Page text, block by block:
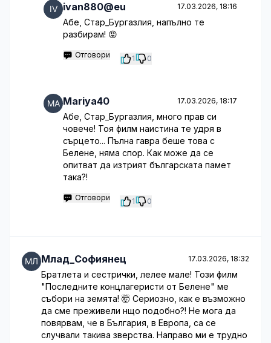
ivan880@eu 17.03.2026, 18:16
Абе, Стар_Бургазлия, напълно те
разбирам! 😡
Отговори 1 0
Mariya40 17.03.2026, 18:17
Абе, Стар_Бургазлия, много прав си
човече! Тоя филм наистина те удря в
сърцето... Пълна гавра беше това с
Белене, няма спор. Как може да се
опитват да изтрият българската памет
така?!
Отговори 1 0
Млад_Софиянец 17.03.2026, 18:32
Братлета и сестрички, лелее мале! Този филм
"Последните концлагеристи от Белене" ме
събори на земята! 🤯 Сериозно, как е възможно
да сме преживели нщо подобно?! Не мога да
повярвам, че в България, в Европа, са се
случвали такива зверства. Направо ми е трудно